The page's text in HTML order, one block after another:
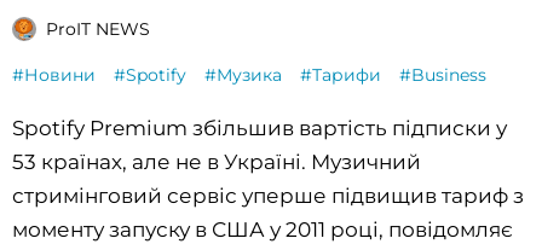
ProIT NEWS
#Новини #Spotify #Музика #Тарифи #Business
Spotify Premium збільшив вартість підписки у
53 країнах, але не в Україні. Музичний
стримінговий сервіс уперше підвищив тариф з
моменту запуску в США у 2011 році, повідомляє